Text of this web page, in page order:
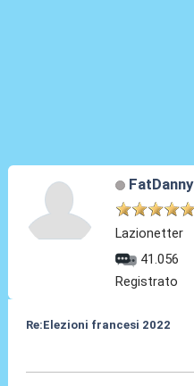
FatDanny
Lazionetter
41.056
Registrato
Re:Elezioni francesi 2022